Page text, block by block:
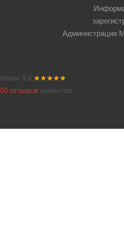
Администрация
4.8 ★★★★★
60 отзывов клиентов